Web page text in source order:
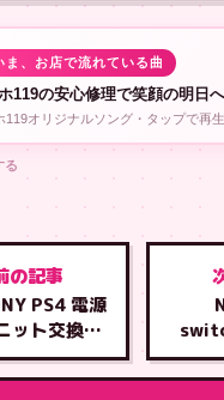
ま、お店で流れている曲
119の安心修理で笑顔の明日へ
119オリジナルソング・タップで再生
る
の記事
PS4 電源
ット交換修